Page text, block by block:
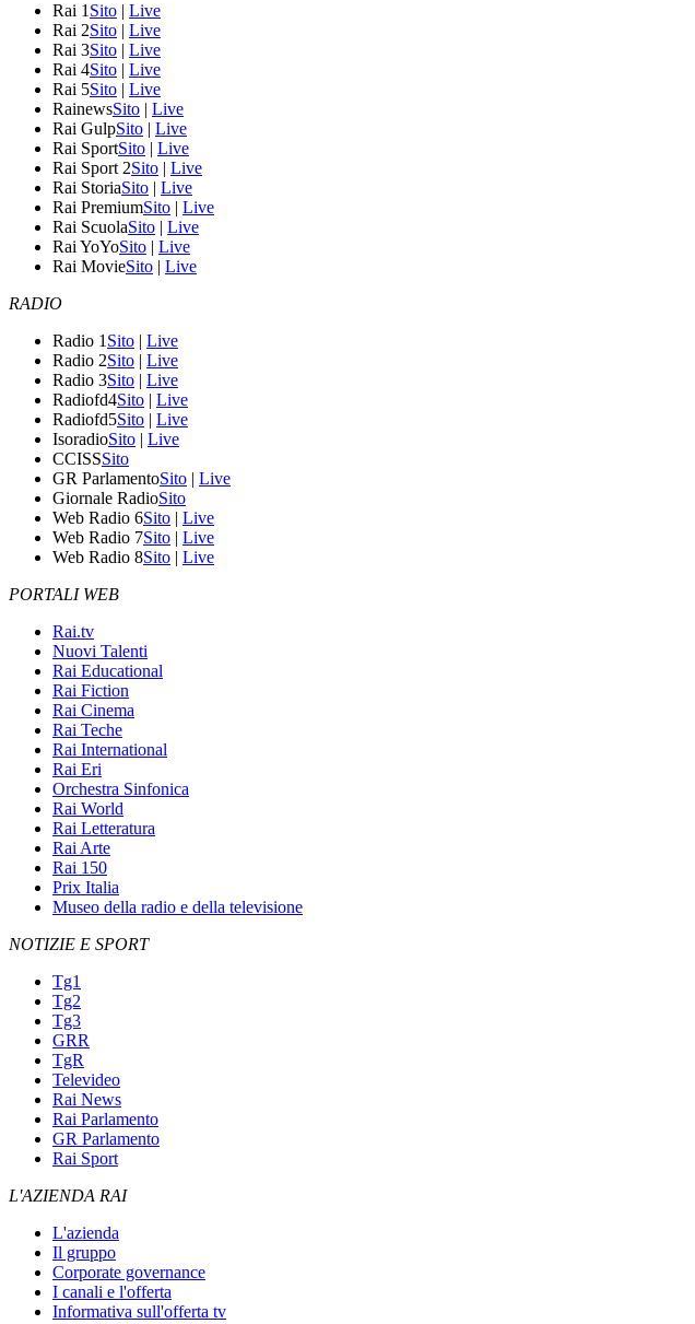
Rai 1 Sito | Live
Rai 2Sito | Live
Rai 3Sito | Live
Rai 4Sito | Live
Rai 5Sito | Live
RainewsSito | Live
Rai GulpSito | Live
Rai SportSito | Live
Rai Sport 2Sito | Live
Rai StoriaSito | Live
Rai PremiumSito | Live
Rai ScuolaSito | Live
Rai YoYoSito | Live
Rai MovieSito | Live
RADIO
Radio 1 Sito | Live
Radio 2Sito | Live
Radio 3Sito | Live
Radiofd4Sito | Live
Radiofd5Sito | Live
IsoradioSito | Live
CCISSSito
GR ParlamentoSito | Live
Giornale RadioSito
Web Radio 6Sito | Live
Web Radio 7Sito | Live
Web Radio 8Sito | Live
PORTALI WEB
Rai.tv
Nuovi Talenti
Rai Educational
Rai Fiction
Rai Cinema
Rai Teche
Rai International
Rai Eri
Orchestra Sinfonica
Rai World
Rai Letteratura
Rai Arte
Rai 150
Prix Italia
Museo della radio e della televisione
NOTIZIE E SPORT
Tg1
Tg2
Tg3
GRR
TgR
Televideo
Rai News
Rai Parlamento
GR Parlamento
Rai Sport
L'AZIENDA RAI
L'azienda
Il gruppo
Corporate governance
I canali e l'offerta
Informativa sull'offerta tv